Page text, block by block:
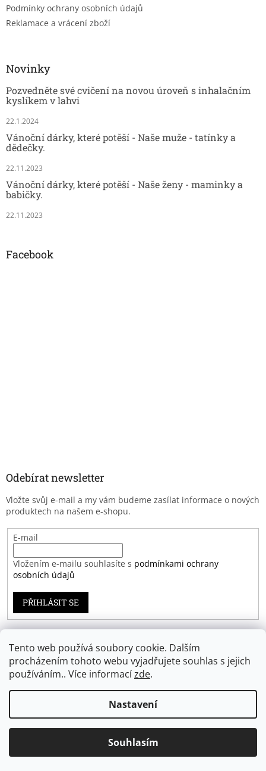
Tento web používá soubory cookie. Dalším
procházením tohoto webu vyjadřujete souhlas s jejich
používáním.. Více informacízde.
Nastavení
Souhlasím
Podmínky ochrany osobních údajů
Reklamace a vrácení zboží
Novinky
Pozvedněte své cvičení na novou úroveň s inhalačním
kyslíkem v lahvi
22.1.2024
Vánoční dárky, které potěší - Naše muže - tatínky a
dědečky.
22.11.2023
Vánoční dárky, které potěší - Naše ženy - maminky a
babičky.
22.11.2023
Facebook
Odebírat newsletter
Vložte svůj e-mail a my vám budeme zasílat informace o nových
produktech na našem e-shopu.
E-mail
Vložením e-mailu souhlasíte s podmínkami ochrany
osobních údajů
PŘIHLÁSIT SE
Záruka spokojenosti
Vytvořil Shoptet
Eprodoma.cz. Všechna práva vyhrazena.